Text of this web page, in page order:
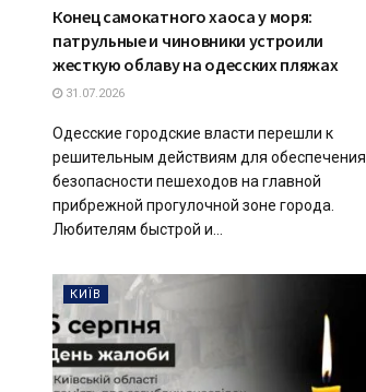
Конец самокатного хаоса у моря:
патрульные и чиновники устроили
жесткую облаву на одесских пляжах
31.07.2026
Одесские городские власти перешли к
решительным действиям для обеспечения
безопасности пешеходов на главной
прибрежной прогулочной зоне города.
Любителям быстрой и...
КИЇВ